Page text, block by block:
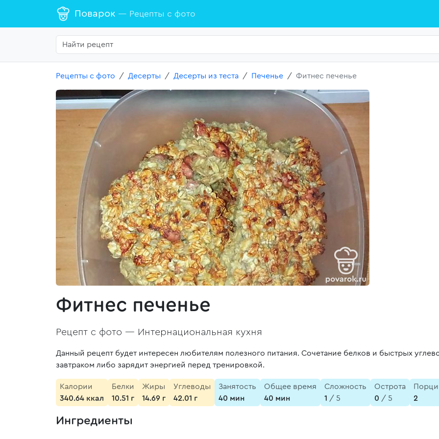
Поварок — Рецепты с фото
Рецепты с фото Десерты Десерты из теста Печенье Фитнес печенье
Фитнес печенье
Рецепт с фото — Интернациональная кухня
Данный рецепт будет интересен любителям полезного питания. Сочетание белков и быстрых
завтраком либо зарядит энергией перед тренировкой.
Калории
340.64 ккал
Белки
10.51 г
Жиры
14.69 г
Углеводы
42.01 г
Занятость
40 мин
Общее время
40 мин
Сложность
1 / 5
Острота
0 / 5
2
Ингредиенты